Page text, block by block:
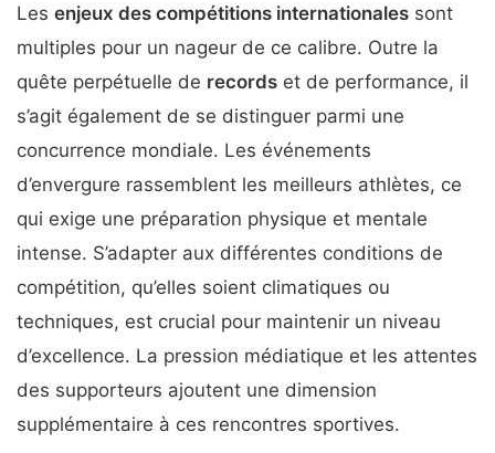
Les enjeux des compétitions internationales sont
multiples pour un nageur de ce calibre. Outre la
quête perpétuelle de records et de performance, il
s’agit également de se distinguer parmi une
concurrence mondiale. Les événements
d’envergure rassemblent les meilleurs athlètes, ce
qui exige une préparation physique et mentale
intense. S’adapter aux différentes conditions de
compétition, qu’elles soient climatiques ou
techniques, est crucial pour maintenir un niveau
d’excellence. La pression médiatique et les attentes
des supporteurs ajoutent une dimension
supplémentaire à ces rencontres sportives.